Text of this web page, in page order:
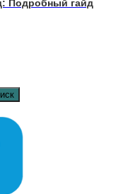
Подробный гайд